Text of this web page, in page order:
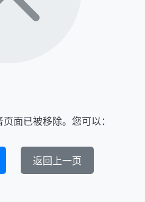
面已被移除。您可以：
返回上一页